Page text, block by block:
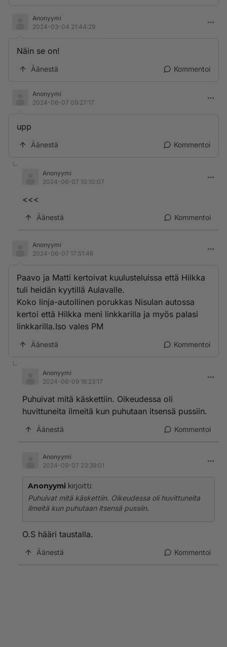
Anonyymi
2024-03-04 21:44:29
Näin se on!
Äänestä Kommentoi
Anonyymi
2024-06-07 09:27:17
upp
Äänestä Kommentoi
Anonyymi
2024-06-07 10:10:07
<<<
Äänestä Kommentoi
Anonyymi
2024-06-07 17:51:46
Paavo ja Matti kertoivat kuulusteluissa että Hilkka
tuli heidän kyytillä Aulavalle.
Koko linja-autollinen porukkas Nisulan autossa
kertoi että Hilkka meni linkkarilla ja myös palasi
linkkarilla.Iso vales PM
Äänestä Kommentoi
Anonyymi
2024-06-09 18:23:17
Puhuivat mitä käskettiin. Oikeudessa oli
huvittuneita ilmeitä kun puhutaan itsensä pussiin.
Äänestä Kommentoi
Anonyymi
2024-09-07 23:39:01
Anonyymi kirjoitti:
Puhuivat mitä käskettiin. Oikeudessa oli huvittuneita
ilmeitä kun puhutaan itsensä pussiin.
O.S hääri taustalla.
Äänestä Kommentoi